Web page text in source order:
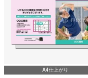
A4仕上がり